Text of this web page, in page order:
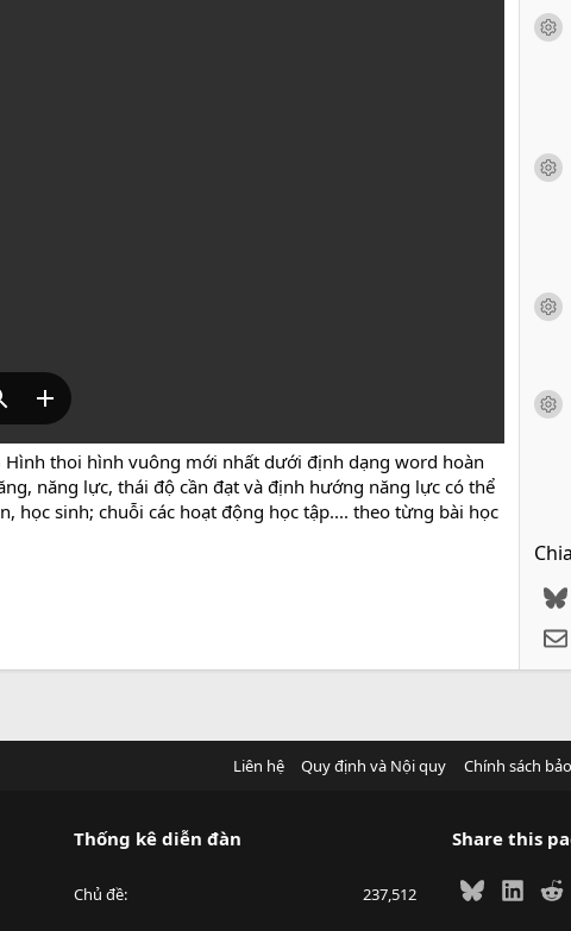
Hình thoi hình vuông mới nhất dưới định dạng word hoàn
năng lực, thái độ cần đạt và định hướng năng lực có thể
học sinh; chuỗi các hoạt động học tập.... theo từng bài học
Liên hệ Quy định và Nội quy Chính sách
Thống kê diễn đàn
Chủ đề 237,512
Share this
Bluesky